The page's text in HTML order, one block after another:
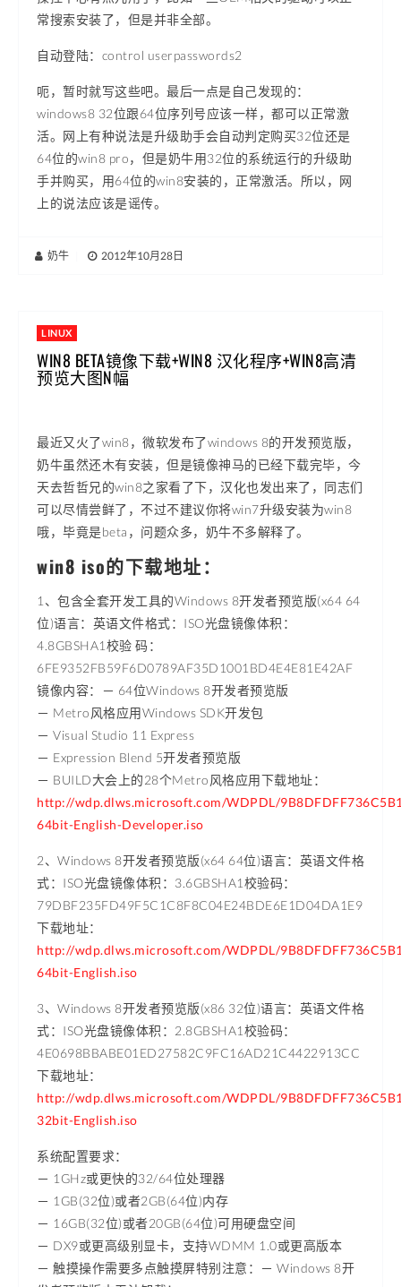
常搜索安装了，但是并非全部。
自动登陆：control userpasswords2
呃，暂时就写这些吧。最后一点是自己发现的：
windows8 32位跟64位序列号应该一样，都可以正常激
活。网上有种说法是升级助手会自动判定购买32位还是
64位的win8 pro，但是奶牛用32位的系统运行的升级助
手并购买，用64位的win8安装的，正常激活。所以，网
上的说法应该是谣传。
奶牛 2012年10月28日
LINUX
WIN8 BETA镜像下载+WIN8 汉化程序+WIN8高清
预览大图N幅
最近又火了win8，微软发布了windows 8的开发预览版，
奶牛虽然还木有安装，但是镜像神马的已经下载完毕，今
天去哲哲兄的win8之家看了下，汉化也发出来了，同志们
可以尽情尝鲜了，不过不建议你将win7升级安装为win8
哦，毕竟是beta，问题众多，奶牛不多解释了。
win8 iso的下载地址：
1、包含全套开发工具的Windows 8开发者预览版(x64 64
位)语言：英语文件格式：ISO光盘镜像体积：
4.8GBSHA1校验 码：
6FE9352FB59F6D0789AF35D1001BD4E4E81E42AF
镜像内容：－ 64位Windows 8开发者预览版
－ Metro风格应用Windows SDK开发包
－ Visual Studio 11 Express
－ Expression Blend 5开发者预览版
－ BUILD大会上的28个Metro风格应用下载地址：
http://wdp.dlws.microsoft.com/WDPDL/
64bit-English-Developer.iso
2、Windows 8开发者预览版(x64 64位)语言：英语文件格
式：ISO光盘镜像体积：3.6GBSHA1校验码：
79DBF235FD49F5C1C8F8C04E24BDE6E1D04DA1E9
下载地址：
http://wdp.dlws.microsoft.com/WDPDL/
64bit-English.iso
3、Windows 8开发者预览版(x86 32位)语言：英语文件格
式：ISO光盘镜像体积：2.8GBSHA1校验码：
4E0698BBABE01ED27582C9FC16AD21C4422913CC
下载地址：
http://wdp.dlws.microsoft.com/WDPDL/
32bit-English.iso
系统配置要求：
－ 1GHz或更快的32/64位处理器
－ 1GB(32位)或者2GB(64位)内存
－ 16GB(32位)或者20GB(64位)可用硬盘空间
－ DX9或更高级别显卡，支持WDMM 1.0或更高版本
－ 触摸操作需要多点触摸屏特别注意：－ Windows 8开